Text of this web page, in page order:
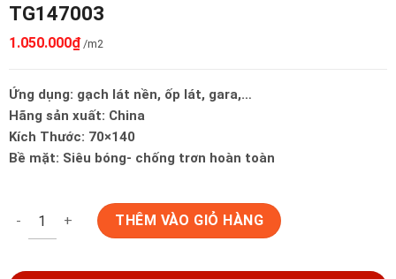
TG147003
1.050.000₫ /m2
Ứng dụng: gạch lát nền, ốp lát, gara,…
Hãng sản xuất: China
Kích Thước: 70×140
Bề mặt: Siêu bóng- chống trơn hoàn toàn
Gạch Ốp Lát 70x140 Trung Quốc TG147003 số lượng
THÊM VÀO GIỎ HÀNG